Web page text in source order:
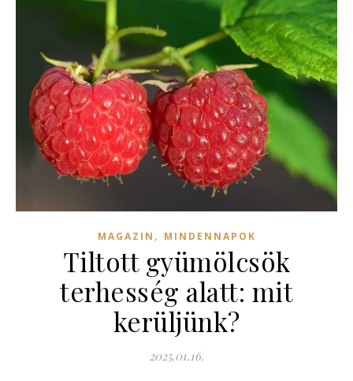
MAGAZIN , MINDENNAPOK
Tiltott gyümölcsök
terhesség alatt: mit
kerüljünk?
2025.01.16.